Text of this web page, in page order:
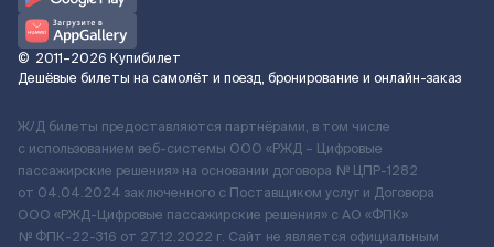
© 2011–2026 Купибилет
Дешёвые билеты на самолёт и поезд, бронирование и онлайн-заказ
Ж/Д билеты предоставляются партнёрами, в том числе
с использованием веб-системы ООО «РЖД – Цифровые
пассажирские решения» на основании договора № ЦПР-1282
от 04.04.2024 заключенного с Поставщиком услуг и Договора
ООО «РЖД-Цифровые пассажирские решения» c АО «ФПК»
№ ФПК-22-316 от 27.12.2022 г. Сайт не является официальным